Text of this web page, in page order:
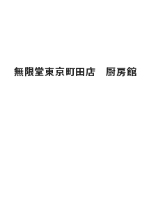
無限堂東京町田店 厨房館